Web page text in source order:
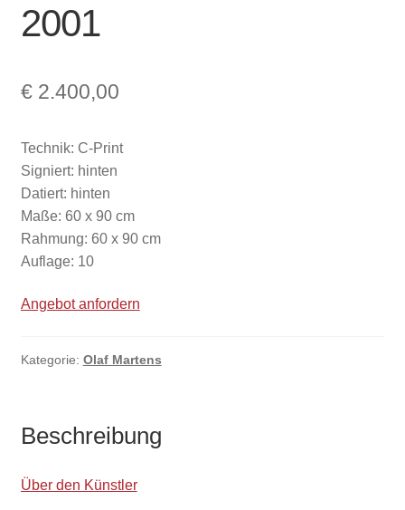
2001
€2.400,00
Technik: C-Print
Signiert: hinten
Datiert: hinten
Maße: 60 x 90 cm
Rahmung: 60 x 90 cm
Auflage: 10
Angebot anfordern
Kategorie: Olaf Martens
Beschreibung
Über den Künstler